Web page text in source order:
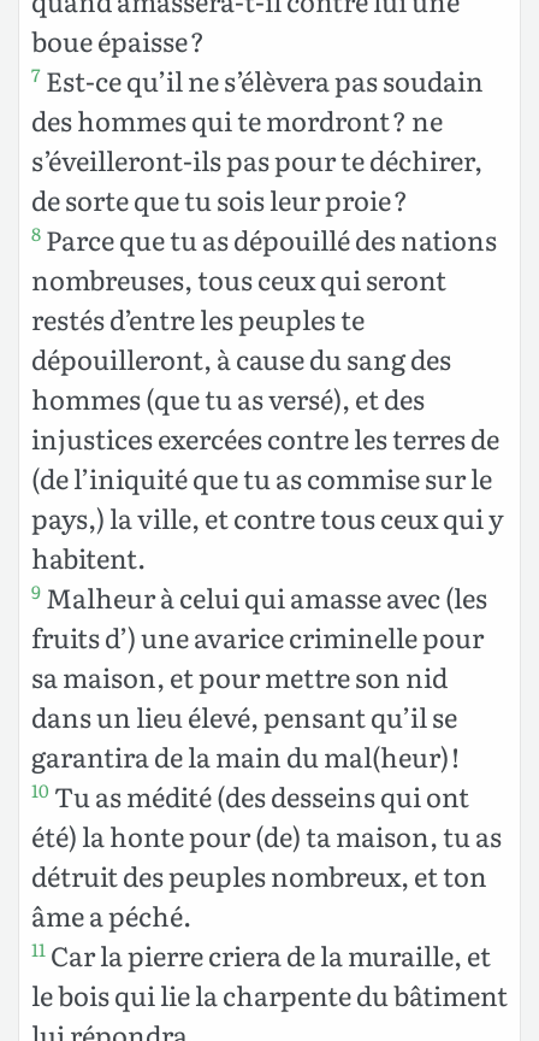
boue épaisse ?
7 Est-ce qu’il ne s’élèvera pas soudain
des hommes qui te mordront ? ne
s’éveilleront-ils pas pour te déchirer,
de sorte que tu sois leur proie ?
8 Parce que tu as dépouillé des nations
nombreuses, tous ceux qui seront
restés d’entre les peuples te
dépouilleront, à cause du sang des
hommes (que tu as versé), et des
injustices exercées contre les terres de
(de l’iniquité que tu as commise sur le
pays,) la ville, et contre tous ceux qui y
habitent.
9 Malheur à celui qui amasse avec (les
fruits d’) une avarice criminelle pour
sa maison, et pour mettre son nid
dans un lieu élevé, pensant qu’il se
garantira de la main du mal(heur) !
10 Tu as médité (des desseins qui ont
été) la honte pour (de) ta maison, tu as
détruit des peuples nombreux, et ton
âme a péché.
11 Car la pierre criera de la muraille, et
le bois qui lie la charpente du bâtiment